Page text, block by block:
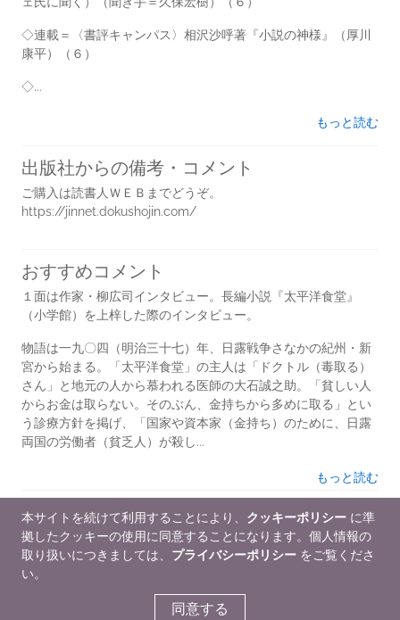
◇連載＝〈書評キャンパス〉相沢沙呼著『小説の神様』（厚川
康平）（６）
◇...
もっと読む
出版社からの備考・コメント
ご購入は読書人ＷＥＢまでどうぞ。
https://jinnet.dokushojin.com/
おすすめコメント
１面は作家・柳広司インタビュー。長編小説『太平洋食堂』
（小学館）を上梓した際のインタビュー。
物語は一九〇四（明治三十七）年、日露戦争さなかの紀州・新
宮から始まる。「太平洋食堂」の主人は「ドクトル（毒取る）
さん」と地元の人から慕われる医師の大石誠之助。「貧しい人
からお金は取らない。そのぶん、金持ちから多めに取る」とい
う診療方針を掲げ、「国家や資本家（金持ち）のために、日露
両国の労働者（貧乏人）が殺し...
もっと読む
販促プラン
ご購入は読書人ＷＥＢまでどうぞ。
https://jinnet.dokushojin.com/
本サイトを続けて利用することにより、 クッキーポリシー に準
拠したクッキーの使用に同意することになります。個人情報の
取り扱いにつきましては、 プライバシーポリシー をご覧くださ
い。
同意する